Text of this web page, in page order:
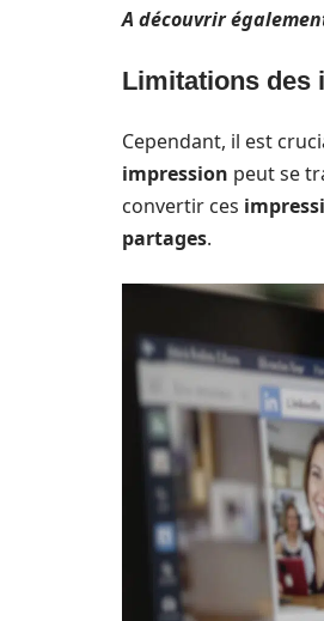
A découvrir
Limitations des
Cependant, il est
impression peut se
convertir ces
partages.